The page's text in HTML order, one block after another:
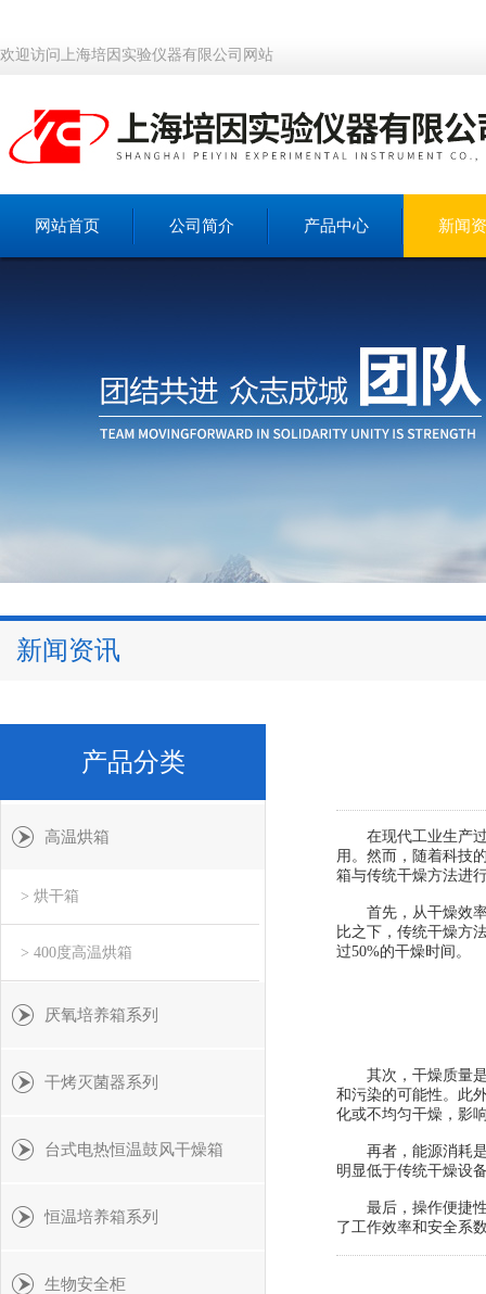
欢迎访问上海培因实验仪器有限公司网站
网站首页 公司简介 产品中心 新闻
新闻资讯
在现代工业生产过
用。然而，随着科技
箱与传统干燥方法进
首先，从干燥效率
比之下，传统干燥方
过50%的干燥时间。
其次，干燥质量是
和污染的可能性。此
化或不均匀干燥，影
再者，能源消耗是
明显低于传统干燥设
最后，操作便捷性
了工作效率和安全系
产品分类
高温烘箱
> 烘干箱
> 400度高温烘箱
厌氧培养箱系列
干烤灭菌器系列
台式电热恒温鼓风干燥箱
恒温培养箱系列
生物安全柜